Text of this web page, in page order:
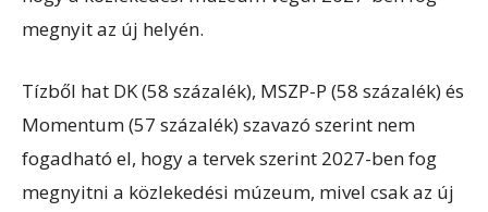
megnyit az új helyén.
Tízből hat DK (58 százalék), MSZP-P (58 százalék) és
Momentum (57 százalék) szavazó szerint nem
fogadható el, hogy a tervek szerint 2027-ben fog
megnyitni a közlekedési múzeum, mivel csak az új